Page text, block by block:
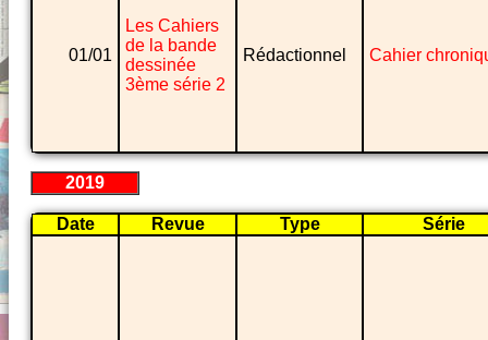
01/01
Les Cahiers
de la bande
dessinée
3ème série 2
Rédactionnel Cahier
2019
Date Revue Type Série